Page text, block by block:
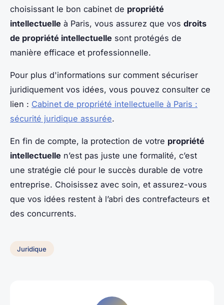
choisissant le bon cabinet de propriété
intellectuelle à Paris, vous assurez que vos droits
de propriété intellectuelle sont protégés de
manière efficace et professionnelle.
Pour plus d'informations sur comment sécuriser
juridiquement vos idées, vous pouvez consulter ce
lien : Cabinet de propriété intellectuelle à Paris :
sécurité juridique assurée.
En fin de compte, la protection de votre propriété
intellectuelle n’est pas juste une formalité, c’est
une stratégie clé pour le succès durable de votre
entreprise. Choisissez avec soin, et assurez-vous
que vos idées restent à l’abri des contrefacteurs et
des concurrents.
Juridique